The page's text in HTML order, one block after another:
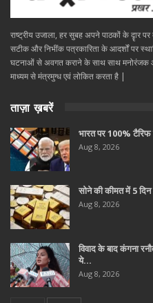
राष्ट्रीय उजाला, हर सुबह अपने पाठकों के दॄार
सटीक और निभींक पत्रकारिता के आदर्शों पर
घटनाओं से अवगत कराने के साथ साथ मनोरंजक
माध्यम से मंत्रमुग्ध एवं लोकित करता है |
ताज़ा ख़बरें
भारत पर 100%
Aug 8, 2026
सोने की कीमत में 5
Aug 8, 2026
विवाद के बाद कंगना
ये…
Aug 8, 2026